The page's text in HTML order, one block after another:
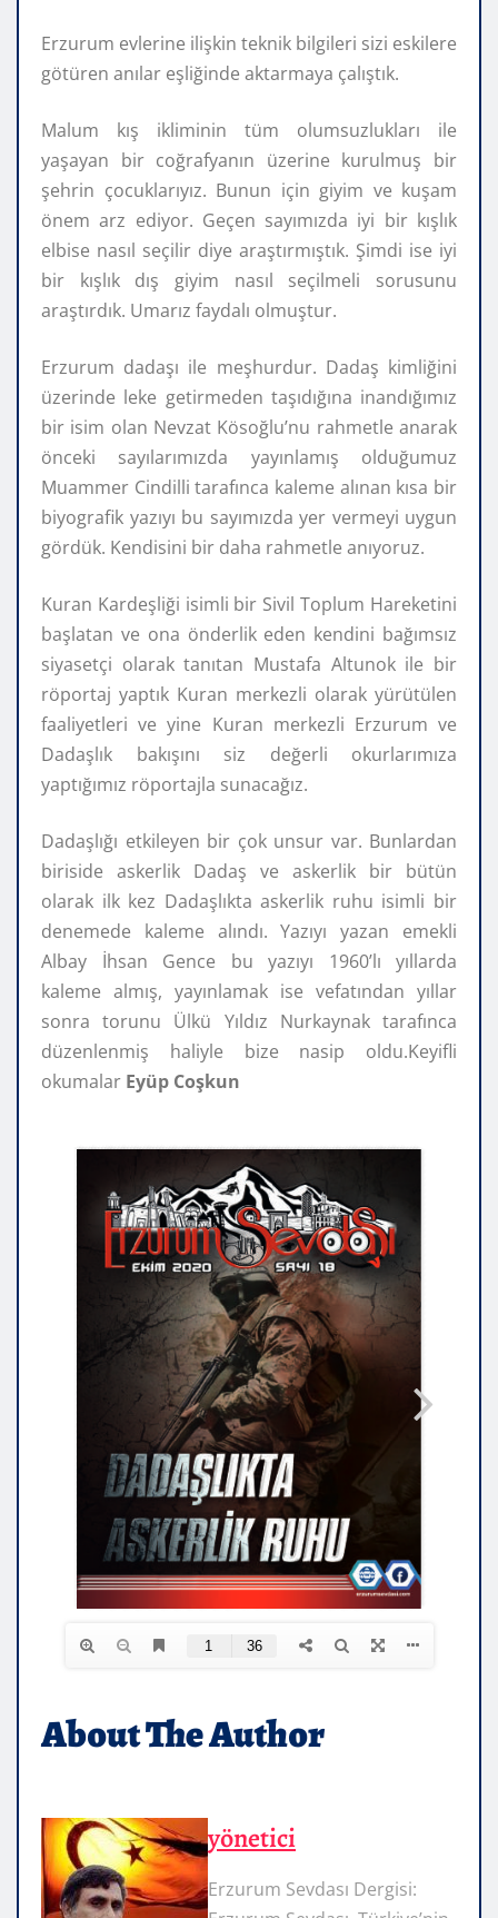
Erzurum evlerine ilişkin teknik bilgileri sizi eskilere
götüren anılar eşliğinde aktarmaya çalıştık.
Malum kış ikliminin tüm olumsuzlukları ile
yaşayan bir coğrafyanın üzerine kurulmuş bir
şehrin çocuklarıyız. Bunun için giyim ve kuşam
önem arz ediyor. Geçen sayımızda iyi bir kışlık
elbise nasıl seçilir diye araştırmıştık. Şimdi ise iyi
bir kışlık dış giyim nasıl seçilmeli sorusunu
araştırdık. Umarız faydalı olmuştur.
Erzurum dadaşı ile meşhurdur. Dadaş kimliğini
üzerinde leke getirmeden taşıdığına inandığımız
bir isim olan Nevzat Kösoğlu’nu rahmetle anarak
önceki sayılarımızda yayınlamış olduğumuz
Muammer Cindilli tarafınca kaleme alınan kısa bir
biyografik yazıyı bu sayımızda yer vermeyi uygun
gördük. Kendisini bir daha rahmetle anıyoruz.
Kuran Kardeşliği isimli bir Sivil Toplum Hareketini
başlatan ve ona önderlik eden kendini bağımsız
siyasetçi olarak tanıtan Mustafa Altunok ile bir
röportaj yaptık Kuran merkezli olarak yürütülen
faaliyetleri ve yine Kuran merkezli Erzurum ve
Dadaşlık bakışını siz değerli okurlarımıza
yaptığımız röportajla sunacağız.
Dadaşlığı etkileyen bir çok unsur var. Bunlardan
biriside askerlik Dadaş ve askerlik bir bütün
olarak ilk kez Dadaşlıkta askerlik ruhu isimli bir
denemede kaleme alındı. Yazıyı yazan emekli
Albay İhsan Gence bu yazıyı 1960’lı yıllarda
kaleme almış, yayınlamak ise vefatından yıllar
sonra torunu Ülkü Yıldız Nurkaynak tarafınca
düzenlenmiş haliyle bize nasip oldu.Keyifli
okumalar Eyüp Coşkun
About The Author
yönetici
Erzurum Sevdası Dergisi: